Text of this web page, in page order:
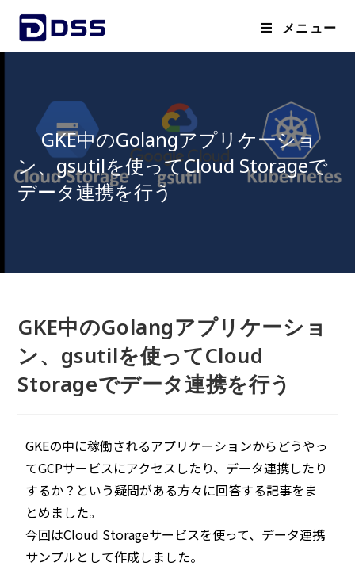
メニュー
GKE中のGolangアプリケーショ
ン、gsutilを使ってCloud Storageで
データ連携を行う
GKE中のGolangアプリケーショ
ン、gsutilを使ってCloud
Storageでデータ連携を行う
GKEの中に稼働されるアプリケーションからどうやっ
てGCPサービスにアクセスしたり、データ連携したり
するか？という疑問がある方々に回答する記事をま
とめました。
今回はCloud Storageサービスを使って、データ連携
サンプルとして作成しました。